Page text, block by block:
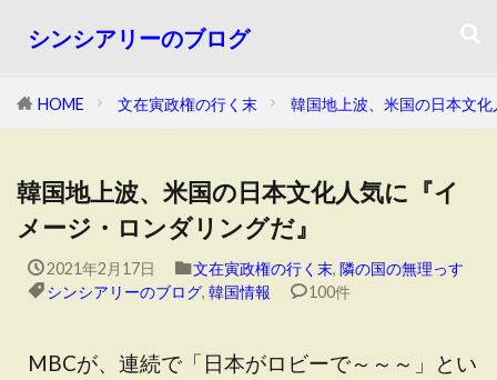
シンシアリーのブログ
HOME 文在寅政権の行く末 韓国地上波、米国の日本文
韓国地上波、米国の日本文化人気に『イ
メージ・ロンダリングだ』
2021年2月17日 文在寅政権の行く末, 隣の国の無理っす
シンシアリーのブログ, 韓国情報 100件
MBCが、連続で「日本がロビーで～～～」とい